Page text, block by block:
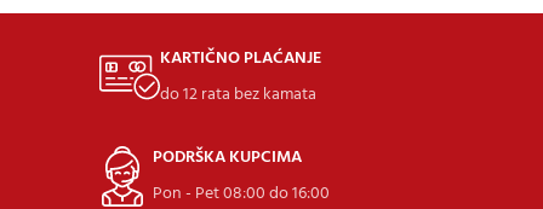
KARTIČNO PLAĆANJE
do 12 rata bez kamata
PODRŠKA KUPCIMA
Pon - Pet 08:00 do 16:00